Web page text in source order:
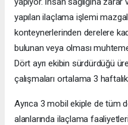
yapılan ilaçlama işlemi
konteynerlerinden derelere
bulunan veya olması
Dört ayrı ekibin sürdürdüğü
çalışmaları ortalama 3
Ayrıca 3 mobil ekiple de tüm
alanlarında ilaçlama